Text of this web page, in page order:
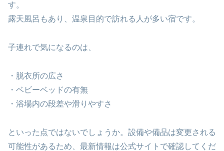
す。
露天風呂もあり、温泉目的で訪れる人が多い宿です。
子連れで気になるのは、
・脱衣所の広さ
・ベビーベッドの有無
・浴場内の段差や滑りやすさ
といった点ではないでしょうか。設備や備品は変更される
可能性があるため、最新情報は公式サイトで確認してくだ